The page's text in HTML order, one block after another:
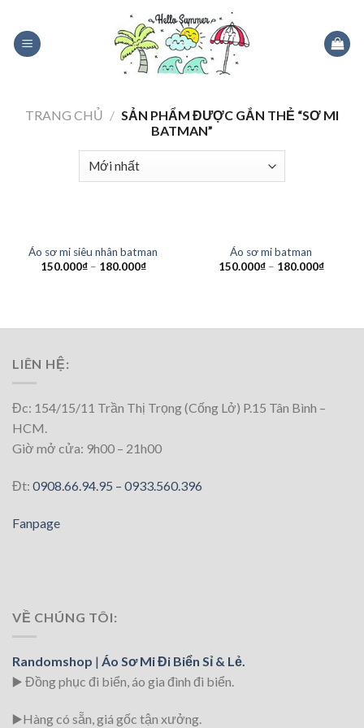
content
TRANG CHỦ / SẢN PHẨM ĐƯỢC GẮN THẺ “SƠ MI
BATMAN”
HẾT HÀNG
Áo sơ mi siêu nhân batman
150.000₫– 180.000₫
HẾT HÀNG
Áo sơ mi batman
150.000₫– 180.000₫
LIÊN HỆ:
Đc: 154/15/11 Trần Thị Trọng (Cống Lở) P.15 Tân Bình –
HCM.
Giờ mở cửa: 9h00 – 21h00
Đt: 0908.66.94.95 – 0933.560.396
Fanpage
VỀ CHÚNG TÔI:
Randomshop | Áo Sơ Mi Đi Biển Sỉ & Lẻ.
▶️ Đồng phục đi biển, áo gia đình đi biển.
▶️Hàng có sẵn, giá gốc tận xưởng.